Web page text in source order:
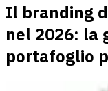
Il branding
nel 2026: la
portafoglio